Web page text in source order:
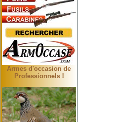
Armes d'occasion de
Professionnels !